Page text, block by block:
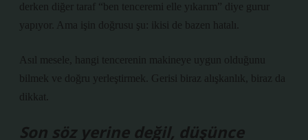
derken diğer taraf “ben tenceremi elle yıkarım” diye gurur
yapıyor. Ama işin doğrusu şu: ikisi de bazen hatalı.
Asıl mesele, hangi tencerenin makineye uygun olduğunu
bilmek ve doğru yerleştirmek. Gerisi biraz alışkanlık, biraz da
dikkat.
Son söz yerine değil, düşünce